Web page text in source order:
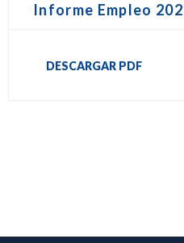
Informe Empleo
DESCARGAR PDF